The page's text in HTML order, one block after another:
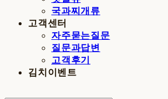
국과찌개류
고객센터
자주묻는질문
질문과답변
고객후기
김치이벤트